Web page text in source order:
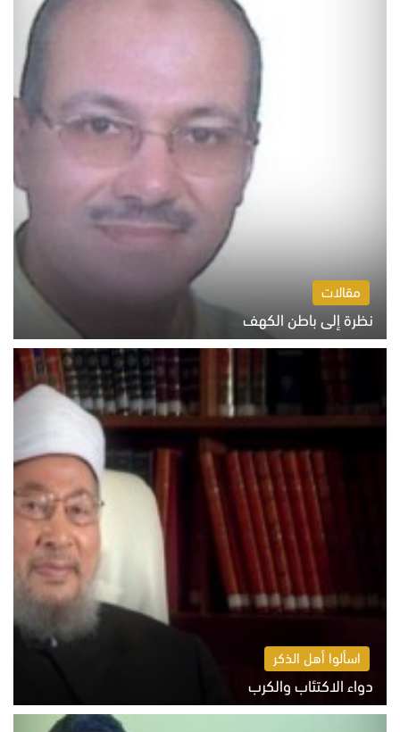
مقالات
نظرة إلى باطن الكهف
السبت 8 أغسطس 2026 11:04 ص
اسألوا أهل الذكر
دواء الاكتئاب والكرب
السبت 8 أغسطس 2026 10:54 ص